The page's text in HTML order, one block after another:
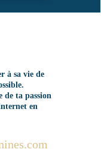
à sa vie de
de ta passion
en